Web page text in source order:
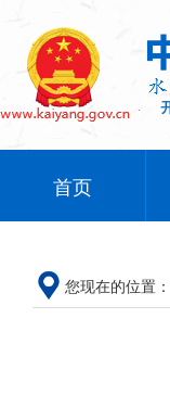
首页
您现在的位置：